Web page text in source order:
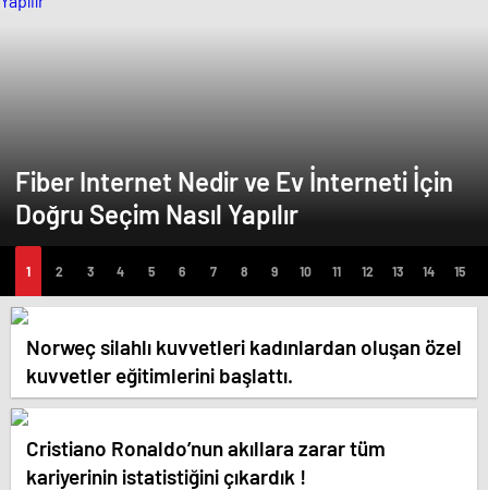
Fiber Internet Nedir ve Ev İnterneti İçin
Doğru Seçim Nasıl Yapılır
Norweç silahlı kuvvetleri kadınlardan oluşan özel
kuvvetler eğitimlerini başlattı.
Cristiano Ronaldo’nun akıllara zarar tüm
kariyerinin istatistiğini çıkardık !